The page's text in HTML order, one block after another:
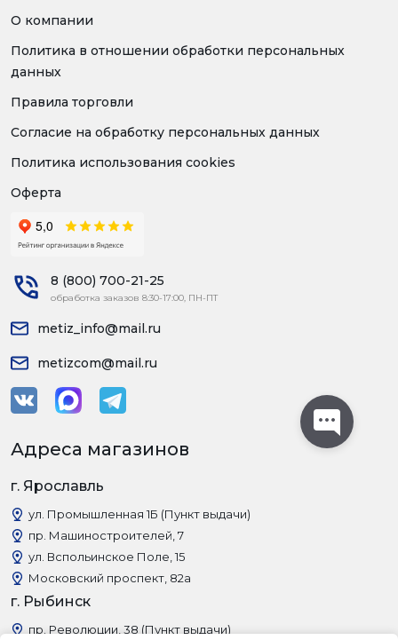
О компании
Политика в отношении обработки персональных
данных
Правила торговли
Согласие на обработку персональных данных
Политика использования cookies
Оферта
8 (800) 700-21-25
обработка заказов 8:30-17:00, ПН-ПТ
metiz_info@mail.ru
metizcom@mail.ru
Адреса магазинов
г. Ярославль
ул. Промышленная 1Б (Пункт выдачи)
пр. Машиностроителей, 7
ул. Вспольинское Поле, 15
Московский проспект, 82а
г. Рыбинск
пр. Революции, 38 (Пункт выдачи)